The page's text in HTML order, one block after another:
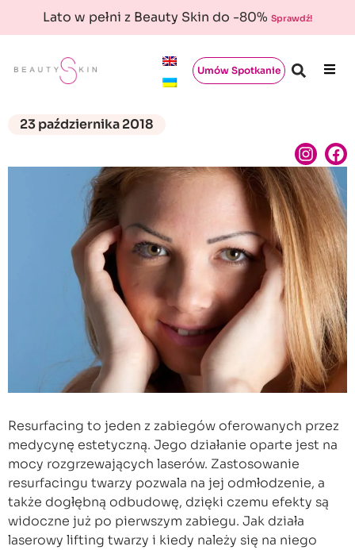
Lato w pełni z Beauty Skin do -80% Sprawdź!
Umów Spotkanie
23 października 2018
Resurfacing to jeden z zabiegów oferowanych przez
medycynę estetyczną. Jego działanie oparte jest na
mocy rozgrzewających laserów. Zastosowanie
resurfacingu twarzy pozwala na jej odmłodzenie, a
także dogłębną odbudowę, dzięki czemu efekty są
widoczne już po pierwszym zabiegu. Jak działa
laserowy lifting twarzy i kiedy należy się na niego